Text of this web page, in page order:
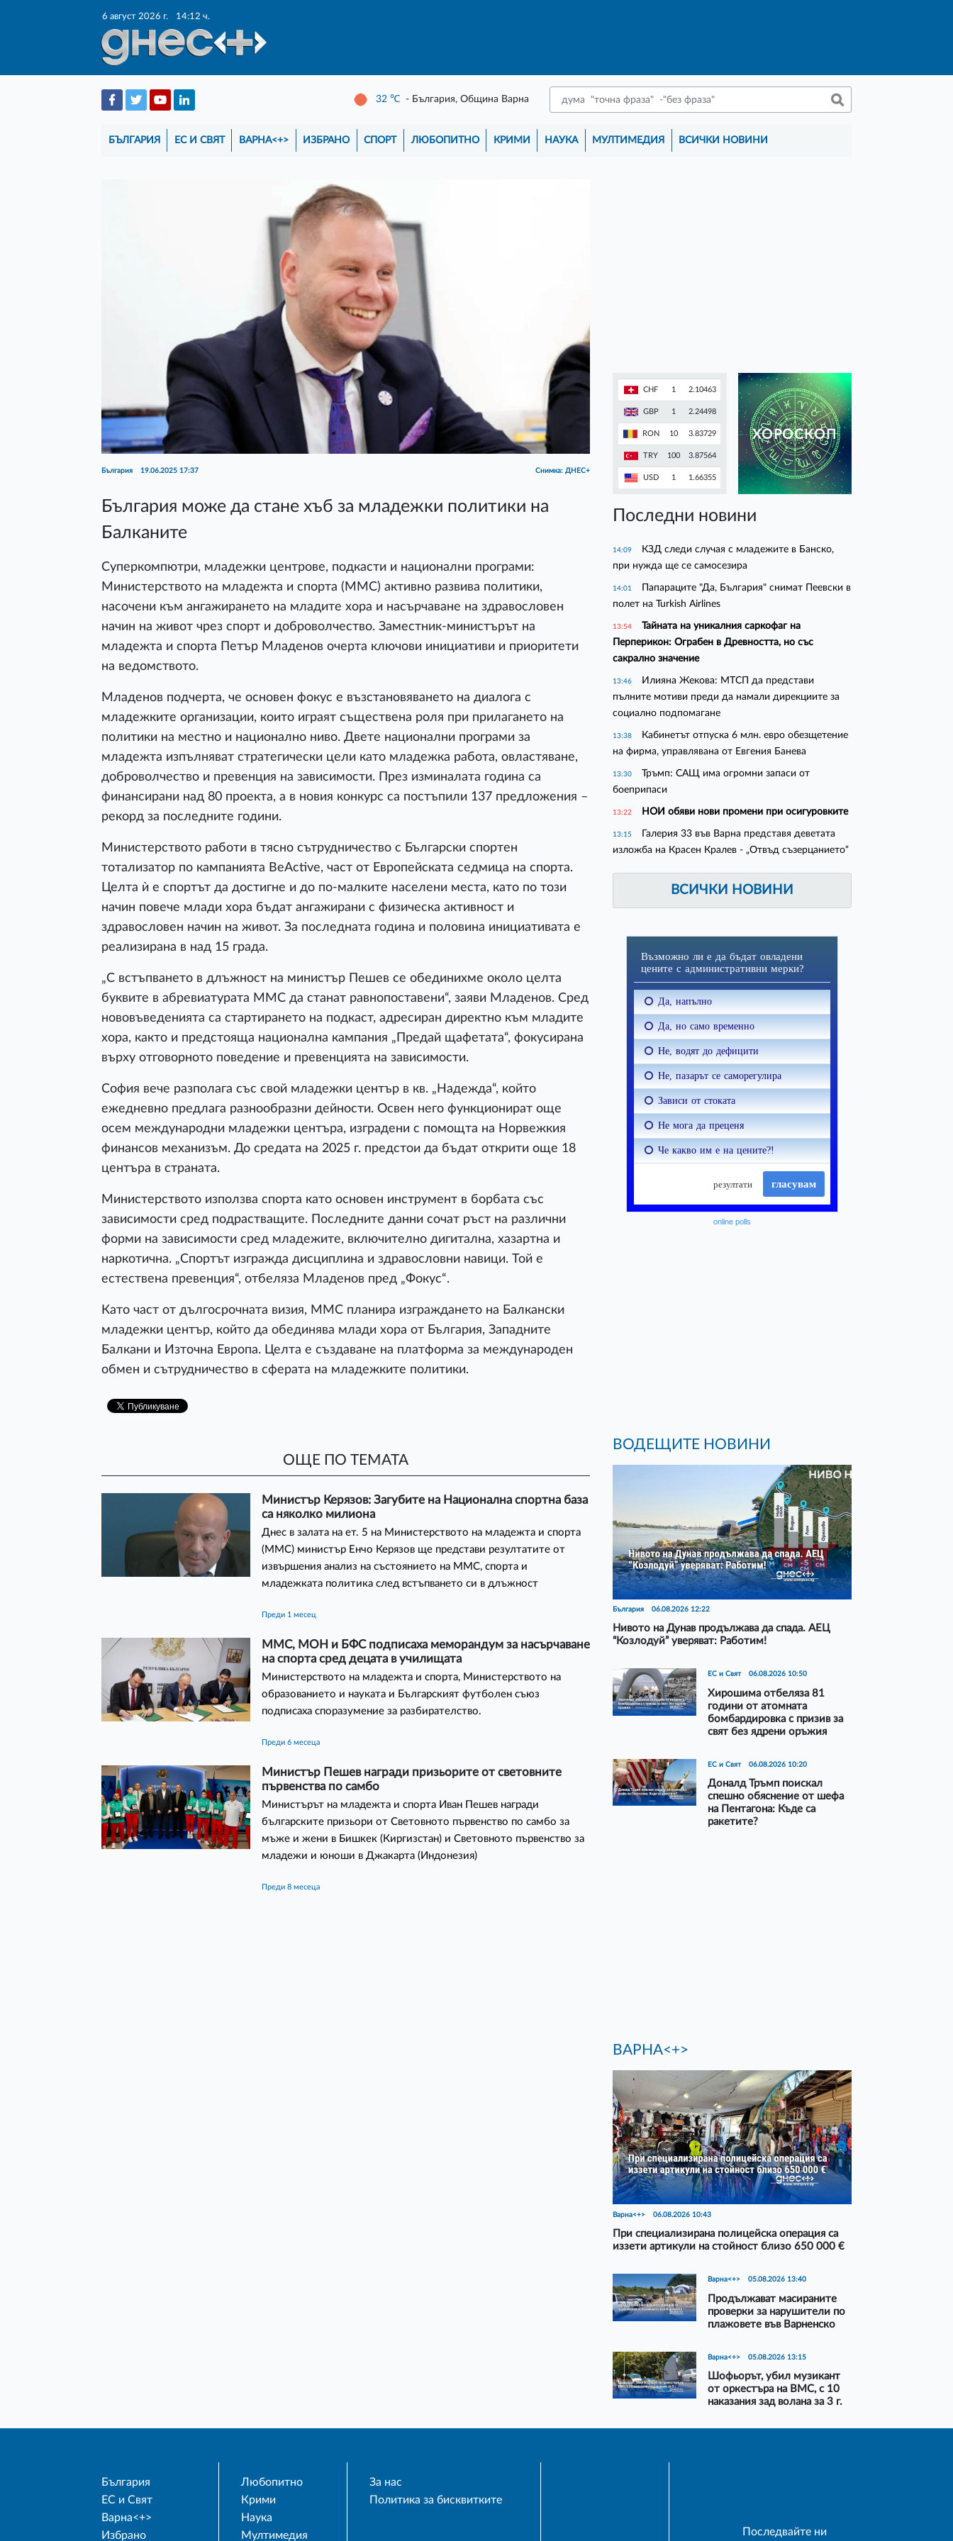
6 август 2026 г. 14:12 ч.
32 ℃ - България, Община Варна
БЪЛГАРИЯ ЕС И СВЯТ ВАРНА<+> ИЗБРАНО СПОРТ ЛЮБОПИТНО КРИМИ НАУКА МУЛТИМЕДИЯ ВСИЧКИ НОВИНИ
България 19.06.2025 17:37 Снимка: ДНЕС+
България може да стане хъб за младежки политики на
Балканите
Суперкомпютри, младежки центрове, подкасти и национални програми:
Министерството на младежта и спорта (ММС) активно развива политики,
насочени към ангажирането на младите хора и насърчаване на здравословен
начин на живот чрез спорт и доброволчество. Заместник-министърът на
младежта и спорта Петър Младенов очерта ключови инициативи и приоритети
на ведомството.
Младенов подчерта, че основен фокус е възстановяването на диалога с
младежките организации, които играят съществена роля при прилагането на
политики на местно и национално ниво. Двете национални програми за
младежта изпълняват стратегически цели като младежка работа, овластяване,
доброволчество и превенция на зависимости. През изминалата година са
финансирани над 80 проекта, а в новия конкурс са постъпили 137 предложения –
рекорд за последните години.
Министерството работи в тясно сътрудничество с Български спортен
тотализатор по кампанията BeActive, част от Европейската седмица на спорта.
Целта ѝ е спортът да достигне и до по-малките населени места, като по този
начин повече млади хора бъдат ангажирани с физическа активност и
здравословен начин на живот. За последната година и половина инициативата е
реализирана в над 15 града.
„С встъпването в длъжност на министър Пешев се обединихме около целта
буквите в абревиатурата ММС да станат равнопоставени“, заяви Младенов. Сред
нововъведенията са стартирането на подкаст, адресиран директно към младите
хора, както и предстояща национална кампания „Предай щафетата“, фокусирана
върху отговорното поведение и превенцията на зависимости.
София вече разполага със свой младежки център в кв. „Надежда“, който
ежедневно предлага разнообразни дейности. Освен него функционират още
осем международни младежки центъра, изградени с помощта на Норвежкия
финансов механизъм. До средата на 2025 г. предстои да бъдат открити още 18
центъра в страната.
Министерството използва спорта като основен инструмент в борбата със
зависимости сред подрастващите. Последните данни сочат ръст на различни
форми на зависимости сред младежите, включително дигитална, хазартна и
наркотична. „Спортът изгражда дисциплина и здравословни навици. Той е
естествена превенция“, отбеляза Младенов пред „Фокус“.
Като част от дългосрочната визия, ММС планира изграждането на Балкански
младежки център, който да обединява млади хора от България, Западните
Балкани и Източна Европа. Целта е създаване на платформа за международен
обмен и сътрудничество в сферата на младежките политики.
ОЩЕ ПО ТЕМАТА
Министър Керязов: Загубите на Национална спортна база
са няколко милиона
Днес в залата на ет. 5 на Министерството на младежта и спорта
(ММС) министър Енчо Керязов ще представи резултатите от
извършения анализ на състоянието на ММС, спорта и
младежката политика след встъпването си в длъжност
преди 1 месец
ММС, МОН и БФС подписаха меморандум за насърчаване
на спорта сред децата в училищата
Министерството на младежта и спорта, Министерството на
образованието и науката и Българският футболен съюз
подписаха споразумение за разбирателство.
преди 6 месеца
Министър Пешев награди призьорите от световните
първенства по самбо
Министърът на младежта и спорта Иван Пешев награди
българските призьори от Световното първенство по самбо за
мъже и жени в Бишкек (Киргизстан) и Световното първенство за
младежи и юноши в Джакарта (Индонезия)
преди 8 месеца
CHF 1 2.10463
GBP 1 2.24498
RON 10 3.83729
TRY 100 3.87564
USD 1 1.66355
ХОРОСКОП
Последни новини
14:09
КЗД следи случая с младежите в Банско,
при нужда ще се самосезира
14:01
Папараците "Да, България" снимат Пеевски в
полет на Turkish Airlines
13:54
Тайната на уникалния саркофаг на
Перперикон: Ограбен в Древността, но със
сакрално значение
13:46
Илияна Жекова: МТСП да представи
пълните мотиви преди да намали дирекциите за
социално подпомагане
13:38
Кабинетът отпуска 6 млн. евро обезщетение
на фирма, управлявана от Евгения Банева
13:30
Тръмп: САЩ има огромни запаси от
боеприпаси
13:22 НОИ обяви нови промени при осигуровките
13:15
Галерия 33 във Варна представя деветата
изложба на Красен Кралев - „Отвъд съзерцанието“
ВСИЧКИ НОВИНИ
online polls
ВОДЕЩИТЕ НОВИНИ
България 06.08.2026 12:22
Нивото на Дунав продължава да спада. АЕЦ
“Козлодуй” уверяват: Работим!
ЕС и Свят 06.08.2026 10:50
Хирошима отбеляза 81
години от атомната
бомбардировка с призив за
свят без ядрени оръжия
ЕС и Свят 06.08.2026 10:20
Доналд Тръмп поискал
спешно обяснение от шефа
на Пентагона: Къде са
ракетите?
ВАРНА<+>
Варна<+> 06.08.2026 10:43
При специализирана полицейска операция са
иззети артикули на стойност близо 650 000 €
Варна<+> 05.08.2026 13:40
Продължават масираните
проверки за нарушители по
плажовете във Варненско
Варна<+> 05.08.2026 13:15
Шофьорът, убил музикант
от оркестъра на ВМС, с 10
наказания зад волана за 3 г.
България
ЕС и Свят
Варна<+>
Избрано
Любопитно
Крими
Наука
Мултимедия
За нас
Политика за бисквитките
Последвайте ни